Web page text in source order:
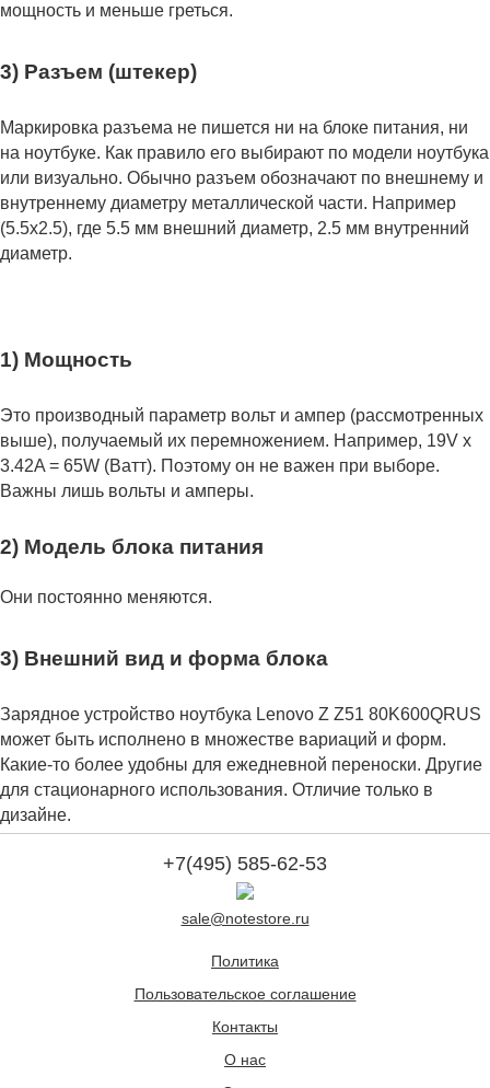
мощность и меньше греться.
3) Разъем (штекер)
Маркировка разъема не пишется ни на блоке питания, ни
на ноутбуке. Как правило его выбирают по модели ноутбука
или визуально. Обычно разъем обозначают по внешнему и
внутреннему диаметру металлической части. Например
(5.5x2.5), где 5.5 мм внешний диаметр, 2.5 мм внутренний
диаметр.
1) Мощность
Это производный параметр вольт и ампер (рассмотренных
выше), получаемый их перемножением. Например, 19V x
3.42A = 65W (Ватт). Поэтому он не важен при выборе.
Важны лишь вольты и амперы.
2) Модель блока питания
Они постоянно меняются.
3) Внешний вид и форма блока
Зарядное устройство ноутбука Lenovo Z Z51 80K600QRUS
может быть исполнено в множестве вариаций и форм.
Какие-то более удобны для ежедневной переноски. Другие
для стационарного использования. Отличие только в
дизайне.
+7(495) 585-62-53
sale@notestore.ru
Политика
Пользовательское соглашение
Контакты
О нас